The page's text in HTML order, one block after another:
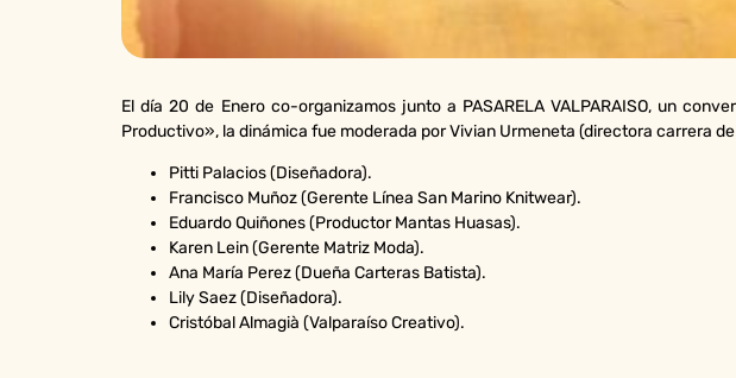
El día 20 de Enero co-organizamos junto a PASARELA VALPARAISO, un
Productivo», la dinámica fue moderada por Vivian Urmeneta (directora carrera
Pitti Palacios (Diseñadora).
Francisco Muñoz (Gerente Línea San Marino Knitwear).
Eduardo Quiñones (Productor Mantas Huasas).
Karen Lein (Gerente Matriz Moda).
Ana María Perez (Dueña Carteras Batista).
Lily Saez (Diseñadora).
Cristóbal Almagià (Valparaíso Creativo).